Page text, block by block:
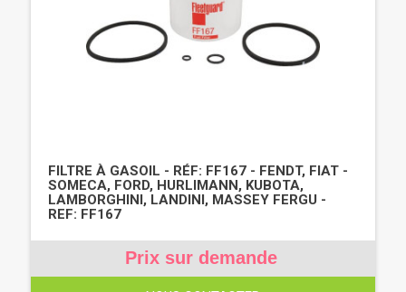
FILTRE À GASOIL - RÉF: FF167 - FENDT, FIAT -
SOMECA, FORD, HURLIMANN, KUBOTA,
LAMBORGHINI, LANDINI, MASSEY FERGU -
REF: FF167
Prix sur demande